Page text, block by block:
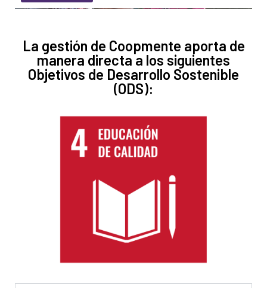
La gestión de Coopmente aporta de
manera directa a los siguientes
Objetivos de Desarrollo Sostenible
(ODS):